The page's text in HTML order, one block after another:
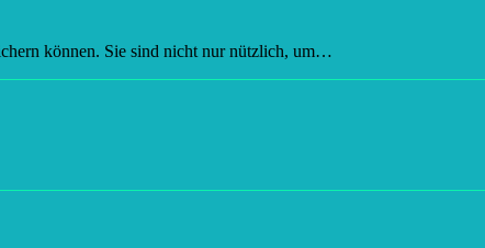
können. Sie sind nicht nur nützlich, um…